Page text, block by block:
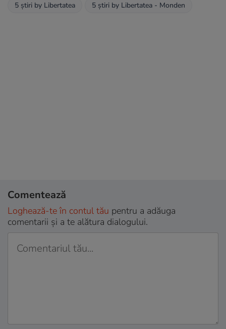
5 știri by Libertatea
5 știri by Libertatea - Monden
Comentează
Loghează-te în contul tău pentru a adăuga
comentarii și a te alătura dialogului.